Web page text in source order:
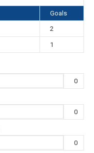
Goals
2
1
0
0
0